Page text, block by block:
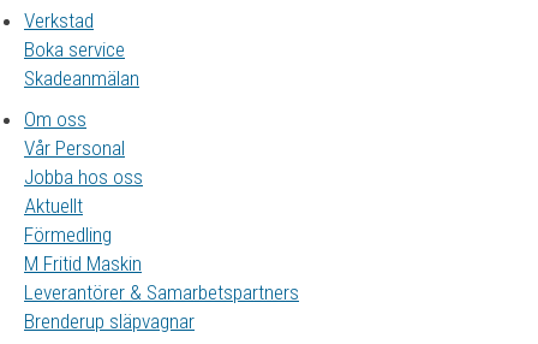
Verkstad
Boka service
Skadeanmälan
Om oss
Vår Personal
Jobba hos oss
Aktuellt
Förmedling
M Fritid Maskin
Leverantörer & Samarbetspartners
Brenderup släpvagnar